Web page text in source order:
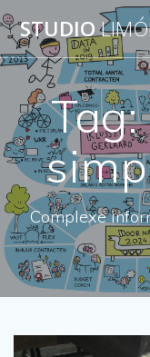
STUDIO
Complexe